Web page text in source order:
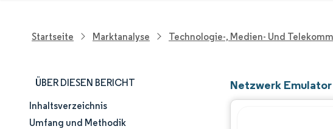
Startseite Marktanalyse Technologie-, Medien- Und
ÜBER DIESEN BERICHT
Marktgröße und -anteil
Inhaltsverzeichnis
Umfang und Methodik
Netzwerk